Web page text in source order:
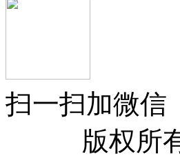
扫一扫加微信
版权所